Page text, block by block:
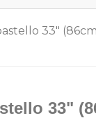
33"
33"